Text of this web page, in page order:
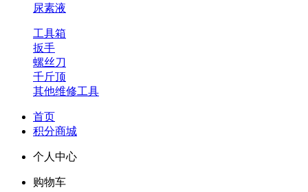
尿素液
工具箱
扳手
螺丝刀
千斤顶
其他维修工具
首页
积分商城
个人中心
购物车